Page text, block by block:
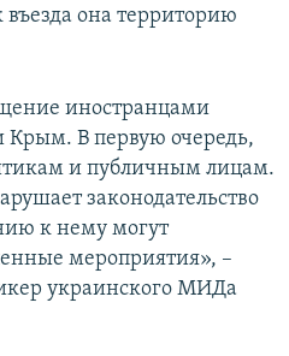
она территорию
иностранцами
Крым. В первую очередь,
и публичным лицам.
законодательство
к нему могут
мероприятия», –
украинского МИДа